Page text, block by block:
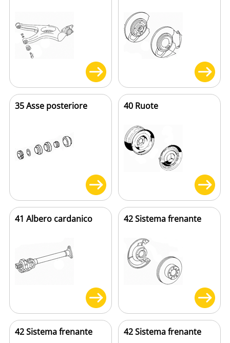
35 Asse posteriore 40 Ruote
41 Albero cardanico 42 Sistema frenante
42 Sistema frenante 42 Sistema frenante